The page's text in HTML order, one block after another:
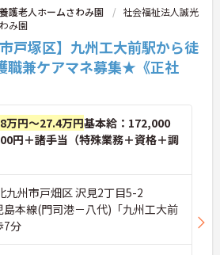
護老人ホームさわみ園
社会福祉法人誠光
み園
戸塚区】九州工大前駅から徒
兼ケアマネ募集★《正社
万円～27.4万円基本給：172,000
円＋諸手当（特殊業務＋資格＋調
九州市戸畑区 沢見2丁目5-2
島本線(門司港－八代)「九州工大前
7分